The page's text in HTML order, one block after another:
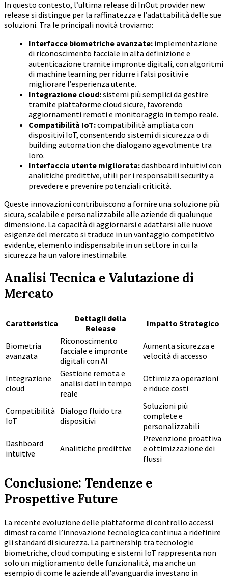
In questo contesto, l’ultima release di InOut provider new
release si distingue per la raffinatezza e l’adattabilità delle sue
soluzioni. Tra le principali novità troviamo:
Interfacce biometriche avanzate: implementazione
di riconoscimento facciale in alta definizione e
autenticazione tramite impronte digitali, con algoritmi
di machine learning per ridurre i falsi positivi e
migliorare l’esperienza utente.
Integrazione cloud:sistemi più semplici da gestire
tramite piattaforme cloud sicure, favorendo
aggiornamenti remoti e monitoraggio in tempo reale.
Compatibilità IoT:compatibilità ampliata con
dispositivi IoT, consentendo sistemi di sicurezza o di
building automation che dialogano agevolmente tra
loro.
Interfaccia utente migliorata:dashboard intuitivi con
analitiche predittive, utili per i responsabili security a
prevedere e prevenire potenziali criticità.
Queste innovazioni contribuiscono a fornire una soluzione più
sicura, scalabile e personalizzabile alle aziende di qualunque
dimensione. La capacità di aggiornarsi e adattarsi alle nuove
esigenze del mercato si traduce in un vantaggio competitivo
evidente, elemento indispensabile in un settore in cui la
sicurezza ha un valore inestimabile.
Analisi Tecnica e Valutazione di
Mercato
Caratteristica
Dettagli della
Release
Impatto Strategico
Biometria
avanzata
Riconoscimento
facciale e impronte
digitali con AI
Aumenta sicurezza e
velocità di accesso
Integrazione
cloud
Gestione remota e
analisi dati in tempo
reale
Ottimizza operazioni
e riduce costi
Compatibilità
IoT
Dialogo fluido tra
dispositivi
Soluzioni più
complete e
personalizzabili
Dashboard
intuitive
Analitiche predittive
Prevenzione proattiva
e ottimizzazione dei
flussi
Conclusione: Tendenze e
Prospettive Future
La recente evoluzione delle piattaforme di controllo accessi
dimostra come l’innovazione tecnologica continua a ridefinire
gli standard di sicurezza. La partnership tra tecnologie
biometriche, cloud computing e sistemi IoT rappresenta non
solo un miglioramento delle funzionalità, ma anche un
esempio di come le aziende all’avanguardia investano in